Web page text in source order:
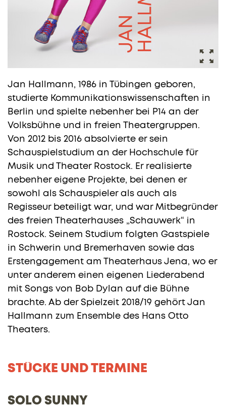
Jan Hallmann, 1986 in Tübingen geboren,
studierte Kommunikationswissenschaften in
Berlin und spielte nebenher bei P14 an der
Volksbühne und in freien Theatergruppen.
Von 2012 bis 2016 absolvierte er sein
Schauspielstudium an der Hochschule für
Musik und Theater Rostock. Er realisierte
nebenher eigene Projekte, bei denen er
sowohl als Schauspieler als auch als
Regisseur beteiligt war, und war Mitbegründer
des freien Theaterhauses „Schauwerk“ in
Rostock. Seinem Studium folgten Gastspiele
in Schwerin und Bremerhaven sowie das
Erstengagement am Theaterhaus Jena, wo er
unter anderem einen eigenen Liederabend
mit Songs von Bob Dylan auf die Bühne
brachte. Ab der Spielzeit 2018/19 gehört Jan
Hallmann zum Ensemble des Hans Otto
Theaters.
STÜCKE UND TERMINE
SOLO SUNNY